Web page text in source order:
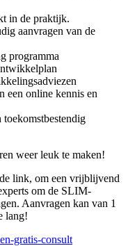
in de praktijk.
aanvragen van de
programma
een online kennis en
toekomstbestendig
weer leuk te maken!
link, om een vrijblijvend
om de SLIM-
Aanvragen kan van 1
lang!
gratis-consult